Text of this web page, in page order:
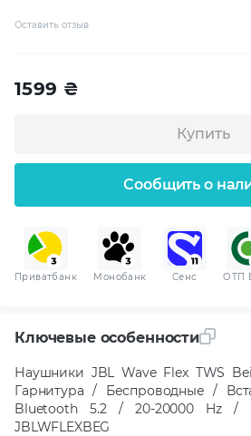
Оставить отзыв
1599 ₴
Купить
Сообщить о
Приватбанк Монобанк Сенс ОТП
Ключевые особенности
Наушники JBL Wave Flex TWS
Гарнитура / Беспроводные /
Bluetooth 5.2 / 20-20000 Hz
JBLWFLEXBEG